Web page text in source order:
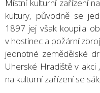
Místní kulturní zařízení
kultury, původně se
1897 jej však koupila
v hostinec a požární
jednotné zemědělské
Uherské Hradiště v akci
na kulturní zařízení se